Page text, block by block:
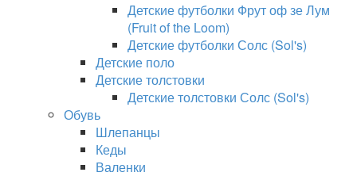
Детские футболки Фрут оф зе Лум
(Fruit of the Loom)
Детские футболки Солс (Sol's)
Детские поло
Детские толстовки
Детские толстовки Солс (Sol's)
Обувь
Шлепанцы
Кеды
Валенки